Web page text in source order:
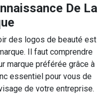
De La
des logos de beauté est
Il faut comprendre
marque préférée grâce à
essentiel pour vous de
de votre entreprise.